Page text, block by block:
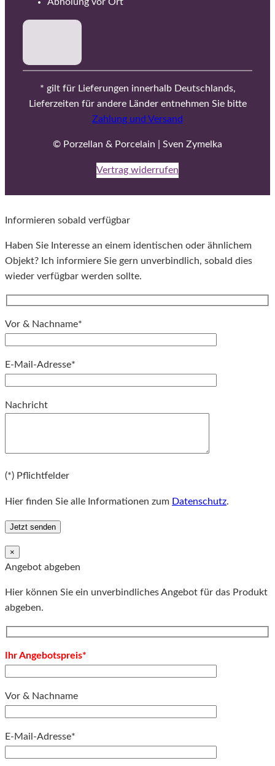
* gilt für Lieferungen innerhalb Deutschlands,
Lieferzeiten für andere Länder entnehmen Sie bitte
Zahlung und Versand
© Porzellan & Porcelain | Sven Zymelka
Vertrag widerrufen
Informieren sobald verfügbar
Haben Sie Interesse an einem identischen oder ähnlichem
Objekt? Ich informiere Sie gern unverbindlich, sobald dies
wieder verfügbar werden sollte.
Vor & Nachname*
E-Mail-Adresse*
Nachricht
(*) Pflichtfelder
Hier finden Sie alle Informationen zum Datenschutz.
×
Angebot abgeben
Hier können Sie ein unverbindliches Angebot für das Produkt
abgeben.
Ihr Angebotspreis*
Vor & Nachname
E-Mail-Adresse*